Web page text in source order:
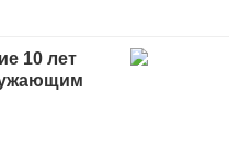
10 лет